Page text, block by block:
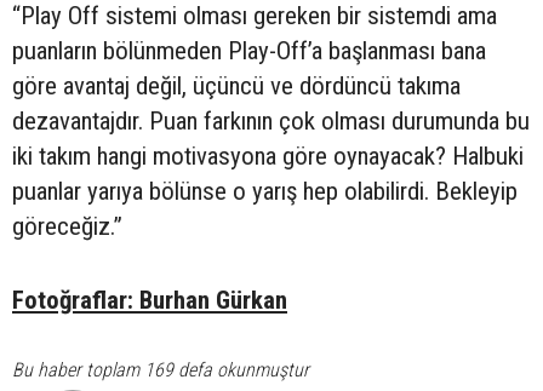
“Play Off sistemi olması gereken bir sistemdi ama
puanların bölünmeden Play-Off’a başlanması bana
göre avantaj değil, üçüncü ve dördüncü takıma
dezavantajdır. Puan farkının çok olması durumunda bu
iki takım hangi motivasyona göre oynayacak? Halbuki
puanlar yarıya bölünse o yarış hep olabilirdi. Bekleyip
göreceğiz.”
Fotoğraflar: Burhan Gürkan
Bu haber toplam 169 defa okunmuştur